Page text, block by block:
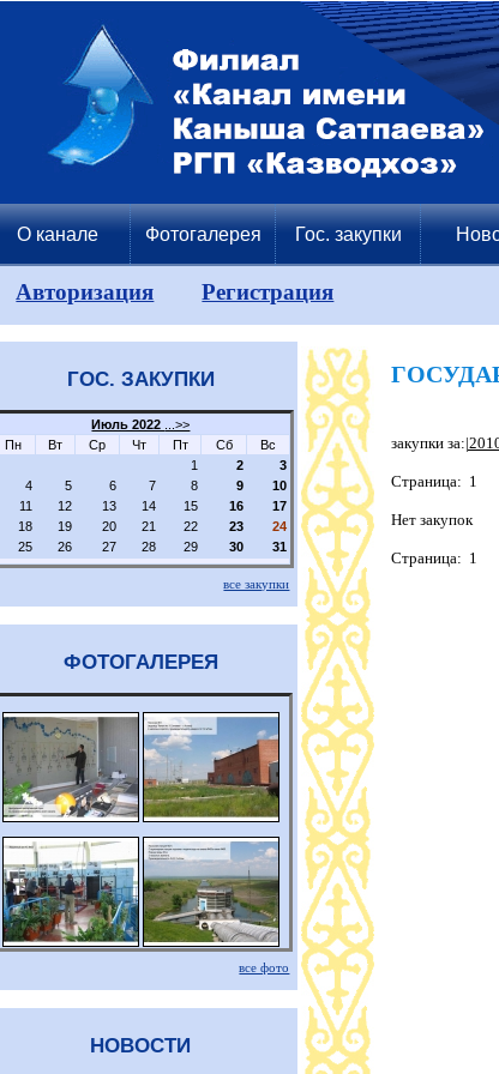
О канале Фотогалерея Гос. закупки
Авторизация Регистрация
ГОС. ЗАКУПКИ
Июль 2022
...>>
Пн
Вт Ср Чт Пт Сб
Вс
1
2
3
4
5 6 7 8 9
10
11
12 13 14 15 16
17
18
19 20 21 22 23
24
25
26 27 28 29 30 31
все закупки
ФОТОГАЛЕРЕЯ
все фото
НОВОСТИ
закупки за:
Страница: 1
Нет закупок
Страница: 1